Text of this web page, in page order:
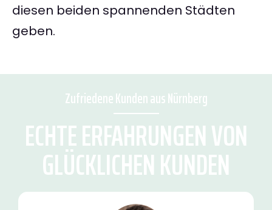
diesen beiden spannenden Städten
geben.
Zufriedene Kunden aus Nürnberg
ECHTE ERFAHRUNGEN VON
GLÜCKLICHEN KUNDEN